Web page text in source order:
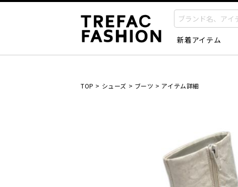
新着アイテム
TOP > シューズ > ブーツ > アイテム詳細